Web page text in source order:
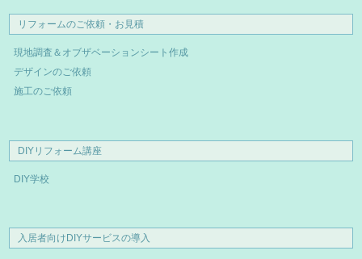
リフォームのご依頼・お見積
現地調査＆オブザベーションシート作成
デザインのご依頼
施工のご依頼
DIYリフォーム講座
DIY学校
入居者向けDIYサービスの導入